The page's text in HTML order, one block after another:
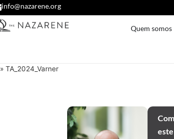
info@nazarene.org
Quem somos
» TA_2024_Varner
este